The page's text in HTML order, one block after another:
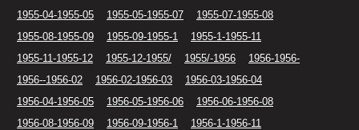
1955-04-1955-05
1955-05-1955-07
1955-07-1955-08
1955-08-1955-09
1955-09-1955-1
1955-1-1955-11
1955-11-1955-12
1955-12-1955/ 1955/-1956
1956-1956-
1956--1956-02
1956-02-1956-03
1956-03-1956-04
1956-04-1956-05
1956-05-1956-06
1956-06-1956-08
1956-08-1956-09
1956-09-1956-1
1956-1-1956-11